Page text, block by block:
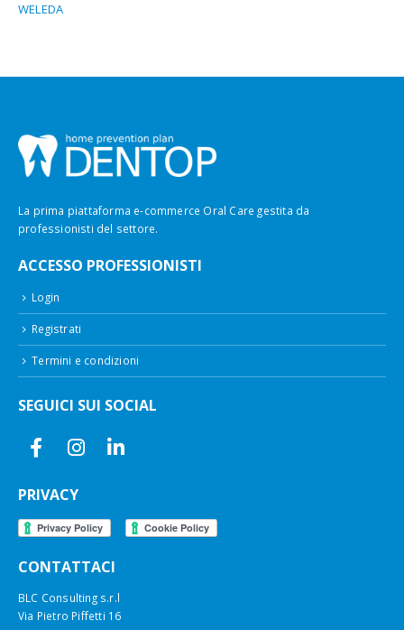
WELEDA
La prima piattaforma e-commerce Oral Care gestita da
professionisti del settore.
ACCESSO PROFESSIONISTI
Login
Registrati
Termini e condizioni
SEGUICI SUI SOCIAL
PRIVACY
CONTATTACI
BLC Consulting s.r.l
Via Pietro Piffetti 16